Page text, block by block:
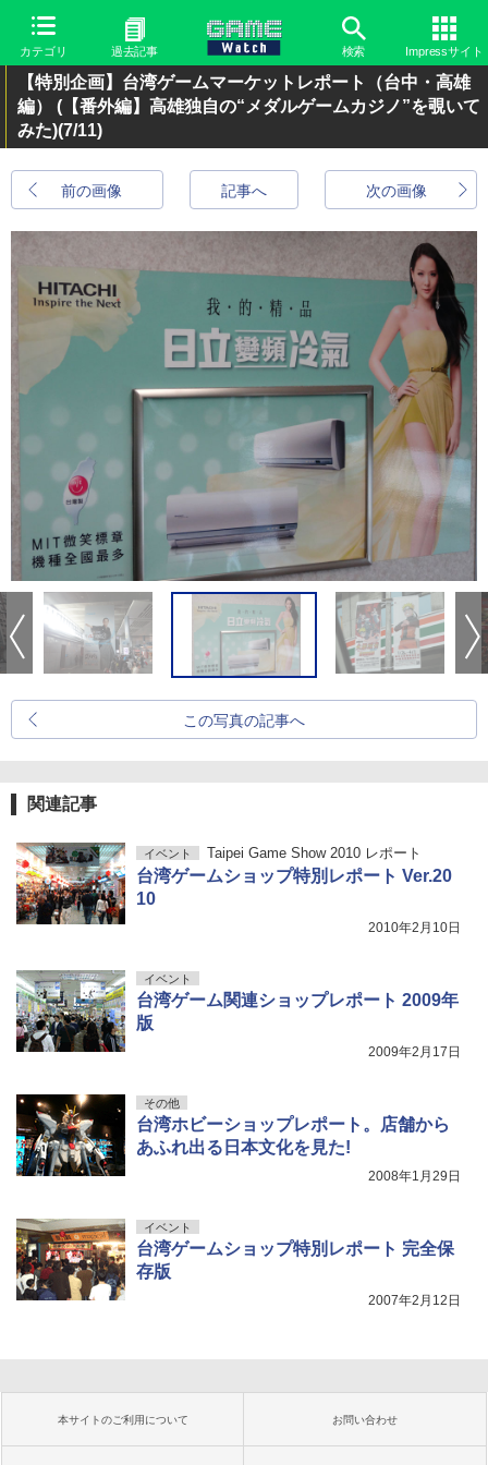
カテゴリ 過去記事 検索 Impressサイト
【特別企画】台湾ゲームマーケットレポート（台中・高雄
編） (【番外編】高雄独自の“メダルゲームカジノ”を覗いて
みた)(7/11)
前の画像 次の画像
記事へ
この写真の記事へ
関連記事
イベント Taipei Game Show 2010 レポート
台湾ゲームショップ特別レポート Ver.20
10
2010年2月10日
イベント
台湾ゲーム関連ショップレポート 2009年
版
2009年2月17日
その他
台湾ホビーショップレポート。店舗から
あふれ出る日本文化を見た!
2008年1月29日
イベント
台湾ゲームショップ特別レポート 完全保
存版
2007年2月12日
本サイトのご利用について お問い合わせ